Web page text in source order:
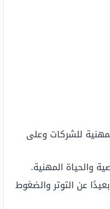
للشركات وعلى
والحياة المهنية.
عن التوتر والضغوط